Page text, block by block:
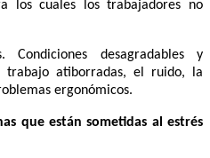
los cuales los trabajadores no
Condiciones desagradables y
trabajo atiborradas, el ruido, la
ergonómicos.
que están sometidas al estrés